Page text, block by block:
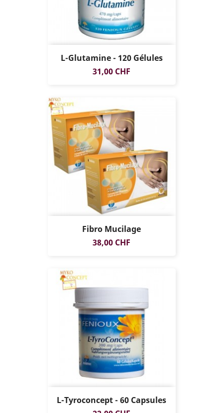
L-Glutamine - 120 Gélules
Prix
31,00 CHF
Fibro Mucilage
Prix
38,00 CHF
L-Tyroconcept - 60 Capsules